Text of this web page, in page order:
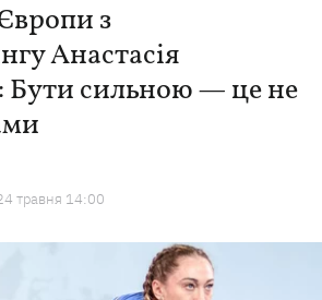
з
Анастасія
Бути сильною — це не
травня 14:00